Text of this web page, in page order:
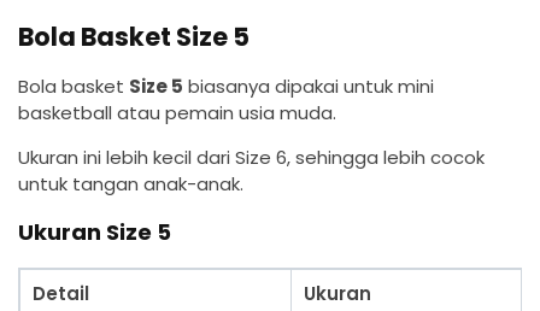
Bola Basket Size 5
Bola basket Size 5 biasanya dipakai untuk mini
basketball atau pemain usia muda.
Ukuran ini lebih kecil dari Size 6, sehingga lebih cocok
untuk tangan anak-anak.
Ukuran Size 5
Detail
Ukuran